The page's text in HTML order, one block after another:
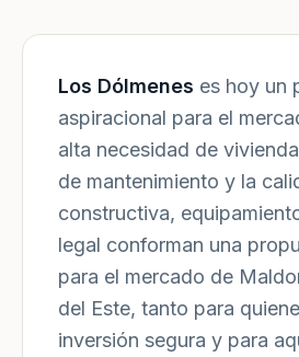
Los Dólmenes es hoy un
aspiracional para el
alta necesidad de
de mantenimiento y la
constructiva,
legal conforman una
para el mercado de
del Este, tanto para
inversión segura y para